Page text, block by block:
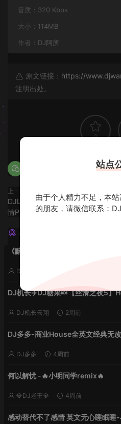
音质： 320 Kbps
大小： 114MB
作者： DJ阿所
原文链接： https://
注明出处。
0
上一篇
DJLei - 西港没有雪❄之最后的深
情Prog House中文串烧
猜你喜欢
《黯然销魂夜5》VHDJ机长✈️DJ糖
DJ机长云翔
DJ机长✈️DJ糖果🍬【丝滑之夜5】
DJ机长云翔 2周前
DJ多多-商业House全英文经典无
DJ多多 4周前
何以解忧 -🔥小明同学remix🔥
💎DJ老王💎 4周前
感动替代不了感情 英文无心睡眠
站点
由于个人精力不足，本
的朋友，请微信联系：